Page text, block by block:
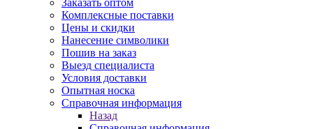
Заказать оптом
Комплексные поставки
Цены и скидки
Нанесение символики
Пошив на заказ
Выезд специалиста
Условия доставки
Опытная носка
Справочная информация
Назад